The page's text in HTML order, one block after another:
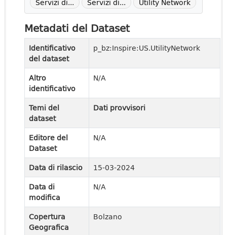
Servizi di...
Servizi di... Utility Network
Metadati del Dataset
Identificativo
del dataset
p_bz:Inspire:US.UtilityNetwork
Altro
identificativo
N/A
Temi del
dataset
Dati provvisori
Editore del
Dataset
N/A
Data di rilascio
15-03-2024
Data di
modifica
N/A
Copertura
Geografica
Bolzano